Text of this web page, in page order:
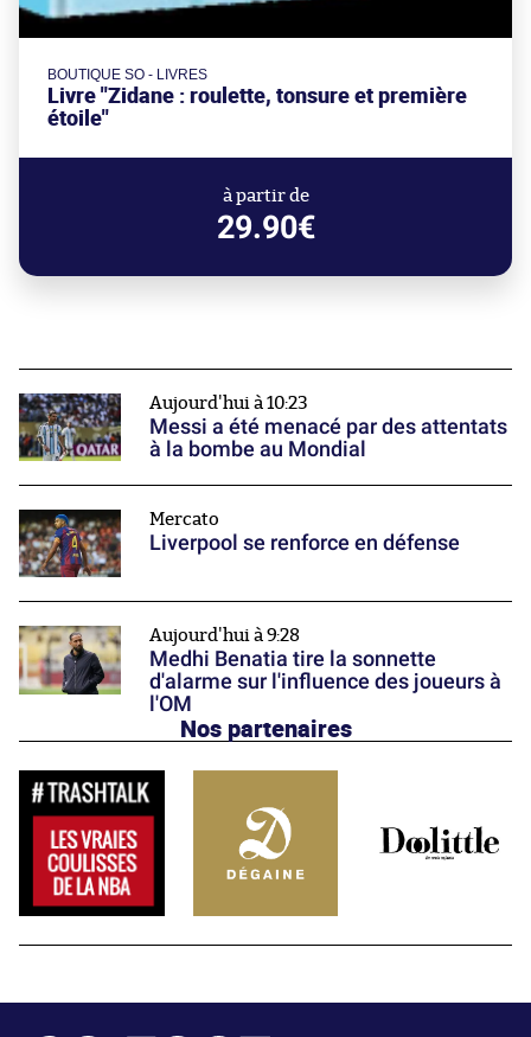
BOUTIQUE SO - LIVRES
Livre "Zidane : roulette, tonsure et première
étoile"
à partir de
29.90€
Aujourd'hui à 10:23
Messi a été menacé par des attentats
à la bombe au Mondial
Mercato
Liverpool se renforce en défense
Aujourd'hui à 9:28
Medhi Benatia tire la sonnette
d'alarme sur l'influence des joueurs à
l'OM
Nos partenaires